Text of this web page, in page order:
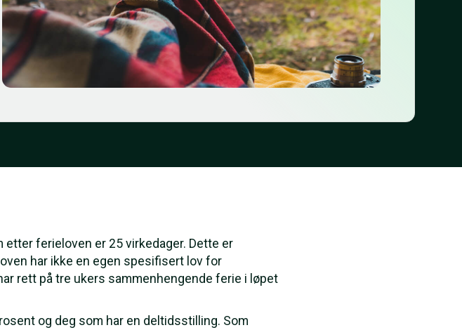
ferieloven er 25 virkedager. Dette er
har ikke en egen spesifisert lov for
rett på tre ukers sammenhengende ferie i løpet
og deg som har en deltidsstilling. Som